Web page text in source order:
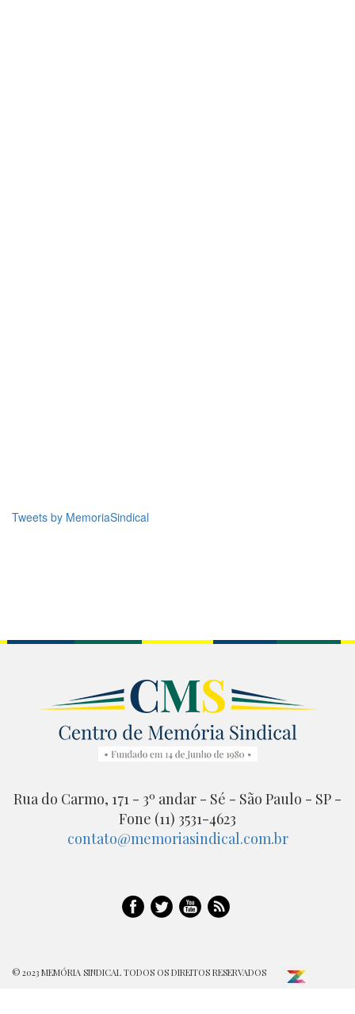
Tweets by MemoriaSindical
Rua do Carmo, 171 - 3º andar - Sé - São Paulo - SP -
Fone (11) 3531-4623
contato@memoriasindical.com.br
© 2023 MEMÓRIA SINDICAL TODOS OS DIREITOS RESERVADOS